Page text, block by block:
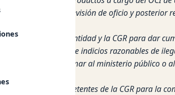
a la CGR para su revisión de oficio y
la CGR.
al titular de la entidad y la CGR para dar
entidad se advierte indicios razonables de
para informar al ministerio público o
orgánicas competentes de la CGR para la